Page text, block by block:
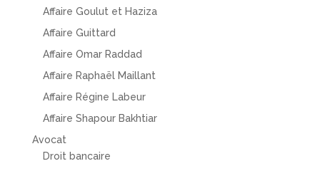
Affaire Goulut et Haziza
Affaire Guittard
Affaire Omar Raddad
Affaire Raphaël Maillant
Affaire Régine Labeur
Affaire Shapour Bakhtiar
Avocat
Droit bancaire